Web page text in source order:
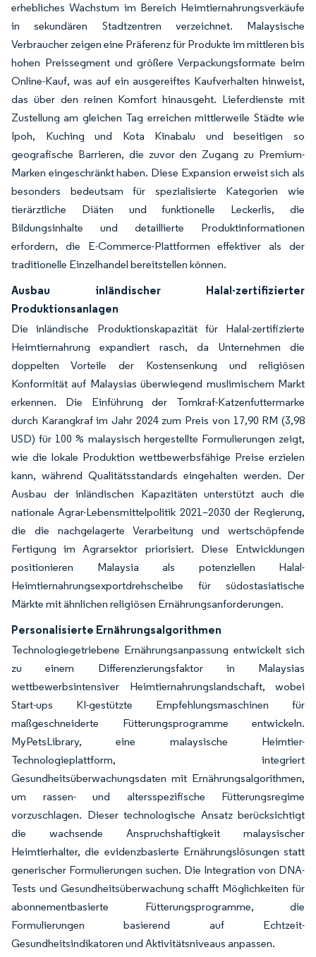
erhebliches Wachstum im Bereich Heimtiernahrungsverkäufe
in sekundären Stadtzentren verzeichnet. Malaysische
Verbraucher zeigen eine Präferenz für Produkte im mittleren bis
hohen Preissegment und größere Verpackungsformate beim
Online-Kauf, was auf ein ausgereiftes Kaufverhalten hinweist,
das über den reinen Komfort hinausgeht. Lieferdienste mit
Zustellung am gleichen Tag erreichen mittlerweile Städte wie
Ipoh, Kuching und Kota Kinabalu und beseitigen so
geografische Barrieren, die zuvor den Zugang zu Premium-
Marken eingeschränkt haben. Diese Expansion erweist sich als
besonders bedeutsam für spezialisierte Kategorien wie
tierärztliche Diäten und funktionelle Leckerlis, die
Bildungsinhalte und detaillierte Produktinformationen
erfordern, die E-Commerce-Plattformen effektiver als der
traditionelle Einzelhandel bereitstellen können.
Ausbau inländischer Halal-zertifizierter
Produktionsanlagen
Die inländische Produktionskapazität für Halal-zertifizierte
Heimtiernahrung expandiert rasch, da Unternehmen die
doppelten Vorteile der Kostensenkung und religiösen
Konformität auf Malaysias überwiegend muslimischem Markt
erkennen. Die Einführung der Tomkraf-Katzenfuttermarke
durch Karangkraf im Jahr 2024 zum Preis von 17,90 RM (3,98
USD) für 100 % malaysisch hergestellte Formulierungen zeigt,
wie die lokale Produktion wettbewerbsfähige Preise erzielen
kann, während Qualitätsstandards eingehalten werden. Der
Ausbau der inländischen Kapazitäten unterstützt auch die
nationale Agrar-Lebensmittelpolitik 2021–2030 der Regierung,
die die nachgelagerte Verarbeitung und wertschöpfende
Fertigung im Agrarsektor priorisiert. Diese Entwicklungen
positionieren Malaysia als potenziellen Halal-
Heimtiernahrungsexportdrehscheibe für südostasiatische
Märkte mit ähnlichen religiösen Ernährungsanforderungen.
Personalisierte Ernährungsalgorithmen
Technologiegetriebene Ernährungsanpassung entwickelt sich
zu einem Differenzierungsfaktor in Malaysias
wettbewerbsintensiver Heimtiernahrungslandschaft, wobei
Start-ups KI-gestützte Empfehlungsmaschinen für
maßgeschneiderte Fütterungsprogramme entwickeln.
MyPetsLibrary, eine malaysische Heimtier-
Technologieplattform, integriert
Gesundheitsüberwachungsdaten mit Ernährungsalgorithmen,
um rassen- und altersspezifische Fütterungsregime
vorzuschlagen. Dieser technologische Ansatz berücksichtigt
die wachsende Anspruchshaftigkeit malaysischer
Heimtierhalter, die evidenzbasierte Ernährungslösungen statt
generischer Formulierungen suchen. Die Integration von DNA-
Tests und Gesundheitsüberwachung schafft Möglichkeiten für
abonnementbasierte Fütterungsprogramme, die
Formulierungen basierend auf Echtzeit-
Gesundheitsindikatoren und Aktivitätsniveaus anpassen.